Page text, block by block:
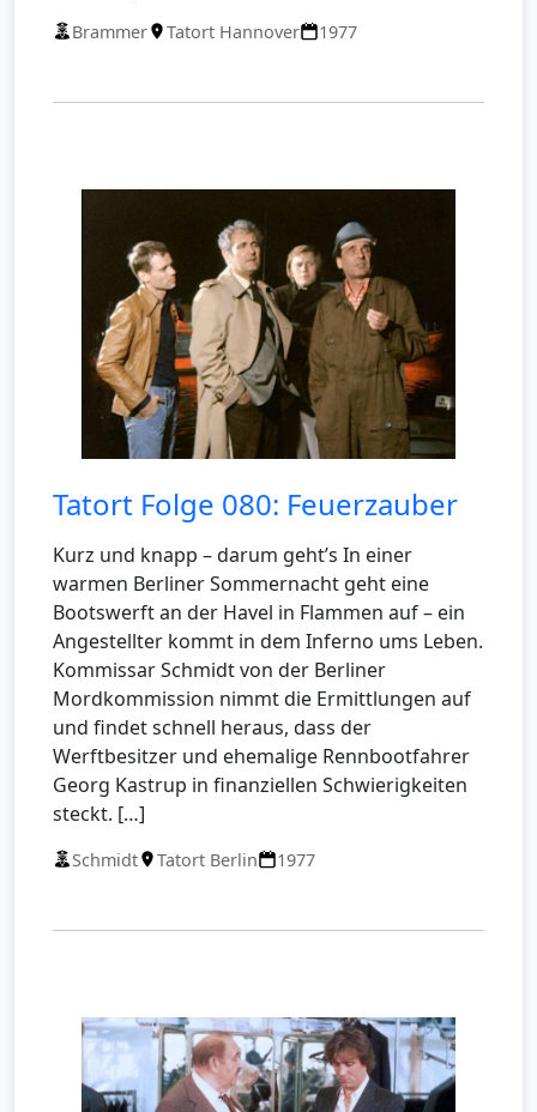
Brammer Tatort Hannover 1977
Tatort Folge 080: Feuerzauber
Kurz und knapp – darum geht’s In einer
warmen Berliner Sommernacht geht eine
Bootswerft an der Havel in Flammen auf – ein
Angestellter kommt in dem Inferno ums Leben.
Kommissar Schmidt von der Berliner
Mordkommission nimmt die Ermittlungen auf
und findet schnell heraus, dass der
Werftbesitzer und ehemalige Rennbootfahrer
Georg Kastrup in finanziellen Schwierigkeiten
steckt. […]
Schmidt Tatort Berlin 1977